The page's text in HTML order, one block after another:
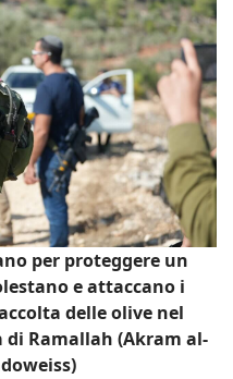
per proteggere un
e attaccano i
delle olive nel
di Ramallah (Akram al-